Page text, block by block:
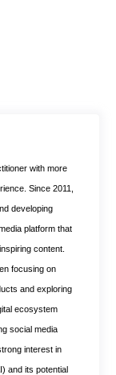
with more
Since 2011,
developing
platform that
content.
focusing on
and exploring
ecosystem
social media
interest in
and its potential